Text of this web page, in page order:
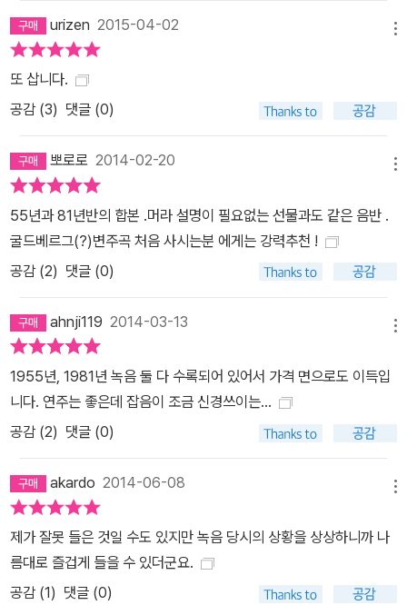
urizen 2015-04-02
또 삽니다.
공감 (3) 댓글 (0)
뽀로로 2014-02-20
55년과 81년반의 합본 .머라 설명이 필요없는 선물과도 같은 음반 .
굴드베르그(?)변주곡 처음 사시는분 에게는 강력추천 !
공감 (2) 댓글 (0)
ahnji119 2014-03-13
1955년, 1981년 녹음 둘 다 수록되어 있어서 가격 면으로도 이득입
니다. 연주는 좋은데 잡음이 조금 신경쓰이는...
공감 (2) 댓글 (0)
akardo 2014-06-08
제가 잘못 들은 것일 수도 있지만 녹음 당시의 상황을 상상하니까 나
름대로 즐겁게 들을 수 있더군요.
공감 (1) 댓글 (0)